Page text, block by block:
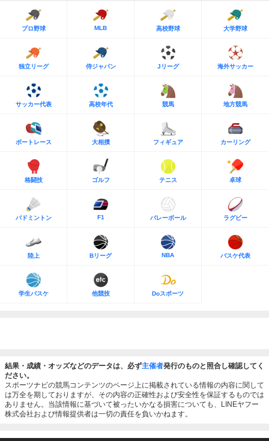
プロ野球 MLB 高校野球 大学野球
独立リーグ 侍ジャパン Jリーグ 海外サッカー
サッカー代表 高校年代 競馬 地方競馬
ボートレース 大相撲 フィギュア カーリング
格闘技 ゴルフ テニス 卓球
バドミントン F1 バレーボール ラグビー
陸上 Bリーグ NBA バスケ代表
学生バスケ 他競技 Doスポーツ
結果・成績・オッズなどのデータは、必ず主催者発行のものと照合し確認してく
ださい。
スポーツナビの競馬コンテンツのページ上に掲載されている情報の内容に関して
は万全を期しておりますが、その内容の正確性および安全性を保証するものでは
ありません。当該情報に基づいて被ったいかなる損害についても、LINEヤフー
株式会社および情報提供者は一切の責任を負いかねます。